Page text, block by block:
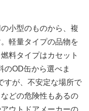
小型のものから、複
軽量タイプの品物を
料タイプはカセット
のOD缶から選べま
すが、不安定な場所で
どの危険性もあるの
ウトドアメーカーの